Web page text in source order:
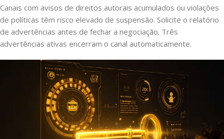
Canais com avisos de direitos autorais acumulados ou violações
de políticas têm risco elevado de suspensão. Solicite o relatório
de advertências antes de fechar a negociação. Três
advertências ativas encerram o canal automaticamente.